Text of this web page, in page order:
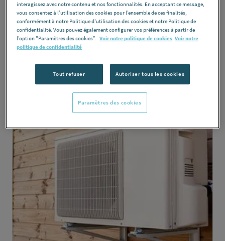
Accessoires de chaudière
Accessoires chaudière à bois ou granulés
VOIR TOUTE L'OFFRE
interagissez avec notre contenu et nos fonctionnalités. En acceptant ce message,
vous consentez à l’utilisation des cookies pour l’ensemble de ces finalités,
conformément à notre Politique d'utilisation des cookies et notre Politique de
confidentialité. Vous pouvez également configurer vos préférences à partir de
l’option "Paramètres des cookies”. Voir notre politique de cookies Voir notre
politique de confidentialité
Tout refuser Autoriser tous les cookies
Paramètres des cookies